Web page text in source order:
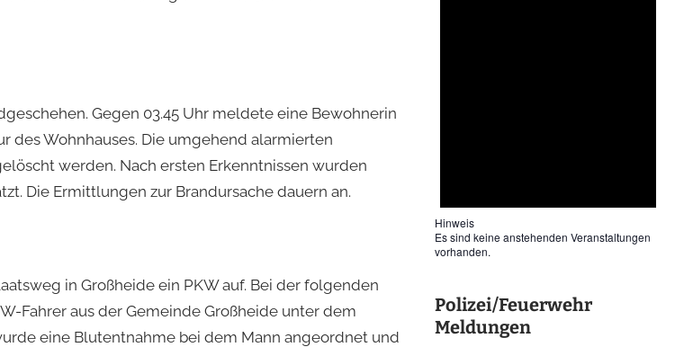
Gegen 03.45 Uhr meldete eine Bewohnerin
des Wohnhauses. Die umgehend alarmierten
werden. Nach ersten Erkenntnissen wurden
Die Ermittlungen zur Brandursache dauern an.
in Großheide ein PKW auf. Bei der folgenden
Fahrer aus der Gemeinde Großheide unter dem
eine Blutentnahme bei dem Mann angeordnet und
Hinweis
Es sind keine anstehenden Veranstaltungen
vorhanden.
Polizei/Feuerwehr
Meldungen